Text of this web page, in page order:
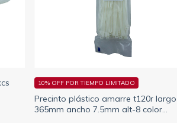
Precinto plástico amarre t120r largo
365mm ancho 7.5mm alt-8 color
10% OFF POR TIEMPO LIMITADO